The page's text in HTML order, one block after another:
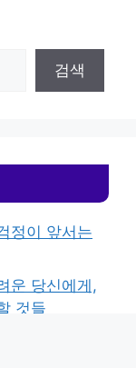
검색
정이 앞서는
운 당신에게,
것들